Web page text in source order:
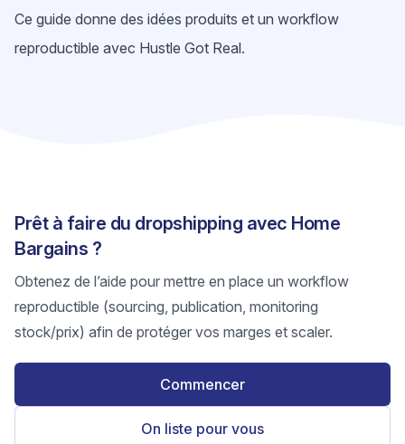
Ce guide donne des idées produits et un workflow
reproductible avec Hustle Got Real.
Prêt à faire du dropshipping avec Home
Bargains ?
Obtenez de l’aide pour mettre en place un workflow
reproductible (sourcing, publication, monitoring
stock/prix) afin de protéger vos marges et scaler.
Commencer
On liste pour vous